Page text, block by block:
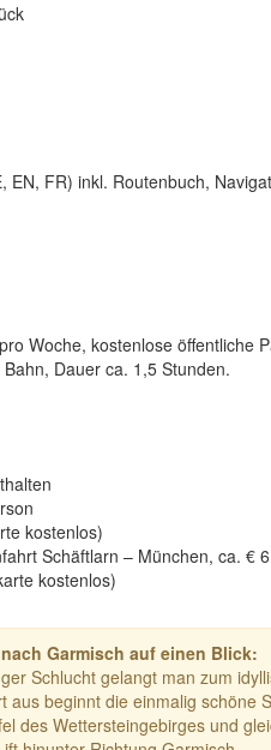
FR) inkl. Routenbuch,
Woche, kostenlose öffentliche
Dauer ca. 1,5 Stunden.
kostenlos)
Schäftlarn – München, ca. €
kostenlos)
Garmisch auf einen Blick:
Schlucht gelangt man zum
aus beginnt die einmalig
des Wettersteingebirges und